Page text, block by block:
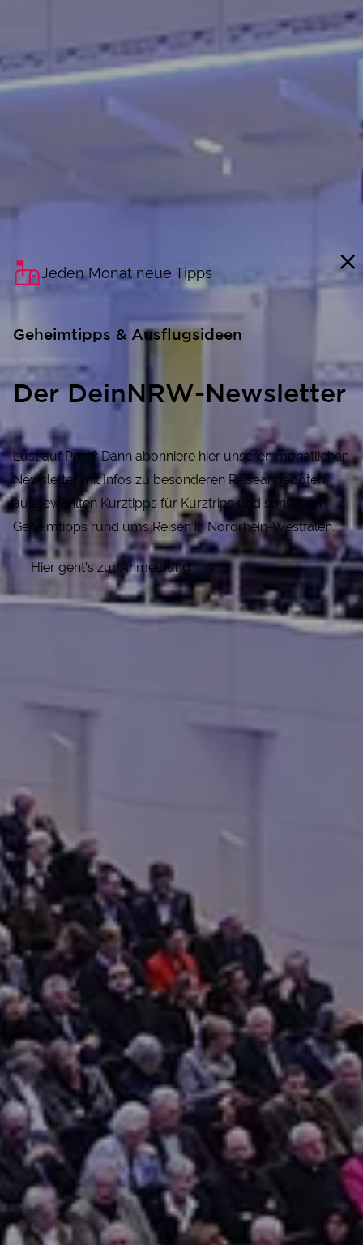
Jeden Monat neue Tipps
Geheimtipps & Ausflugsideen
Der DeinNRW-Newsletter
Lust auf Post? Dann abonniere hier unseren monatlichen
Newsletter mit Infos zu besonderen Reiseangeboten,
ausgewählten Kurztipps für Kurztrips und sonstigen
Geheimtipps rund ums Reisen in Nordrhein-Westfalen.
Hier geht's zur Anmeldung